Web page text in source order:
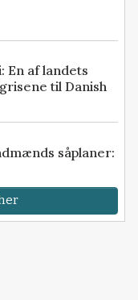
En af landets
til Danish
såplaner: